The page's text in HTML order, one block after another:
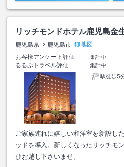
リッチモンドホテル鹿児島金
鹿児島県 鹿児島市
地図
お客様アンケート評価
集計中
るるぶトラベル評価
集計中
駅徒歩5
ご家族連れに嬉しい和洋室を新設し
ッドを導入。新しくなったリッチモ
ひお越し下さいませ。